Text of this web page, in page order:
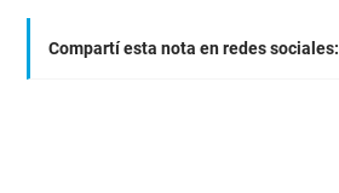
Compartí esta nota en redes sociales: